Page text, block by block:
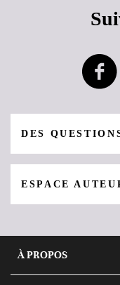
DES
ESPACE
À PROPOS